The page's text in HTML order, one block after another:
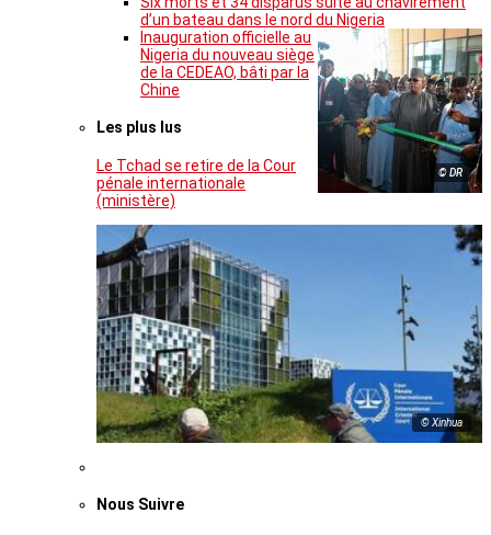
d’un bateau dans le nord du Nigeria
© DR
Inauguration officielle au
Nigeria du nouveau siège
de la CEDEAO, bâti par la
Chine
Les plus lus
Le Tchad se retire de la Cour
pénale internationale
(ministère)
© Xinhua
Nous Suivre